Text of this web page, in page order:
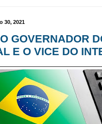
30, 2021
GOVERNADOR
E O VICE DO